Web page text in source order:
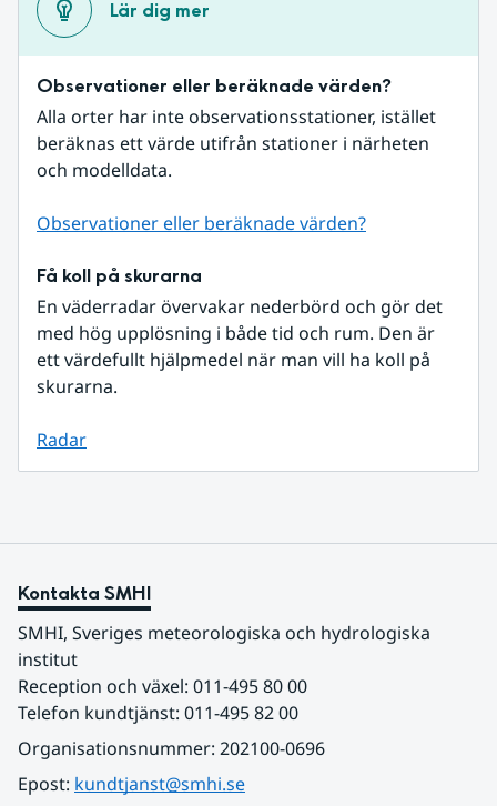
Lär dig mer
Observationer eller beräknade värden?
Alla orter har inte observationsstationer, istället
beräknas ett värde utifrån stationer i närheten
och modelldata.
Observationer eller beräknade värden?
Få koll på skurarna
En väderradar övervakar nederbörd och gör det
med hög upplösning i både tid och rum. Den är
ett värdefullt hjälpmedel när man vill ha koll på
skurarna.
Radar
Kontakta SMHI
SMHI, Sveriges meteorologiska och hydrologiska
institut
Reception och växel: 011-495 80 00
Telefon kundtjänst: 011-495 82 00
Organisationsnummer: 202100-0696
Epost: kundtjanst@smhi.se